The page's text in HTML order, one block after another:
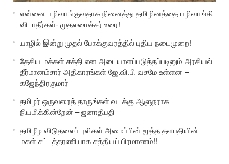
என்னை பழிவாங்குவதாக நினைத்து தமிழினத்தை பழிவாங்கி
விடாதீர்கள்- முதலமைச்சர் உரை!
யாழில் இன்று முதல் போக்குவரத்தில் புதிய நடைமுறை!
தேசிய மக்கள் சக்தி என அடையாளப்படுத்தப்படினும் அரசியல்
தீர்மானம்சார் அதிகாரங்கள் ஜே.வி.பி வசமே உள்ளன –
கஜேந்திரகுமார்
தமிழர் ஒருவரைத் தாருங்கள் வடக்கு ஆளுநராக
நியமிக்கின்றேன் – ஜனாதிபதி
தமிழீழ விடுதலைப் புலிகள் அமைப்பின் மூத்த தளபதியின்
மகள் சட்டத்தரணியாக சத்தியப் பிரமாணம்!!